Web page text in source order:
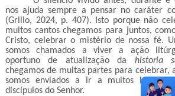
nos ajuda sempre a pensar no caráter
(Grillo, 2024, p. 407). Isto porque não
muitos cantos chegamos para juntos,
Cristo, celebrar o mistério de nossa fé.
somos chamados a viver a ação
oportuno de atualização da historia
chegamos de muitas partes para celebrar,
somos enviados a ir a muitos lugares
discípulos do Senhor.